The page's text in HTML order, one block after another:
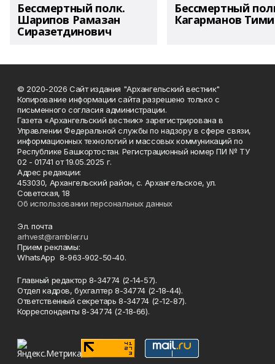
Бессмертный полк.
Шарипов Рамазан
Сиразетдинович
Бессмертный
Кагарманов
© 2020-2026 Сайт издания "Архангельский вестник"
Копирование информации сайта разрешено только с
письменного согласия администрации.
Газета «Архангельский вестник» зарегистрирована в
Управлении Федеральной службы по надзору в сфере связи,
информационных технологий и массовых коммуникаций по
Республике Башкортостан. Регистрационный номер ПИ № ТУ
02 - 01741 от 19.05.2025 г.
Адрес редакции:
453030, Архангельский район, с. Архангельское, ул.
Советская, 18
Об использовании персональных данных
Эл. почта
arhvest@rambler.ru
Прием рекламы:
WhatsApp 8-963-902-50-40.
Главный редактор 8-34774 (2-14-57).
Отдел кадров, бухгалтер 8-34774 (2-18-44).
Ответственный секретарь 8-34774 (2-12-87).
Корреспонденты 8-34774 (2-18-66).